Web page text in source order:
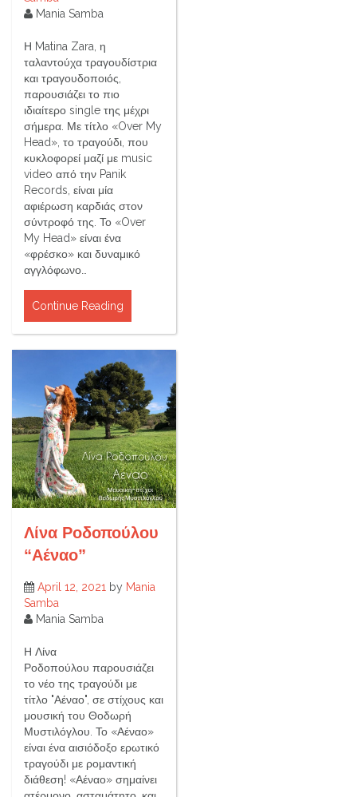
Mania Samba
Η Matina Zara, η
ταλαντούχα τραγουδίστρια
και τραγουδοποιός,
παρουσιάζει το πιο
ιδιαίτερο single της μέχρι
σήμερα. Με τίτλο «Over My
Head», το τραγούδι, που
κυκλοφορεί μαζί με music
video από την Panik
Records, είναι μία
αφιέρωση καρδιάς στον
σύντροφό της. Το «Over
My Head» είναι ένα
«φρέσκο» και δυναμικό
αγγλόφωνο…
Continue Reading
Λίνα Ροδοπούλου
“Αέναο”
April 12, 2021 by Mania
Samba
Mania Samba
Η Λίνα
Ροδοπούλου παρουσιάζει
το νέο της τραγούδι με
τίτλο "Αέναο", σε στίχους και
μουσική του Θοδωρή
Μυστιλόγλου. Το «Αέναο»
είναι ένα αισιόδοξο ερωτικό
τραγούδι με ρομαντική
διάθεση! «Αέναο» σημαίνει